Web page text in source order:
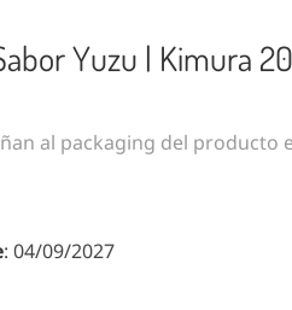
Yuzu | Kimura
al packaging del producto
: 04/09/2027